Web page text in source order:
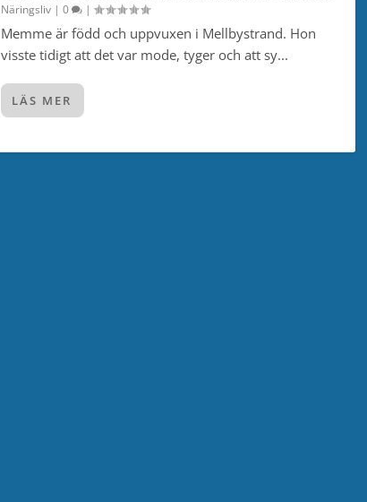
Näringsliv |0 |
Memme är född och uppvuxen i Mellbystrand. Hon
visste tidigt att det var mode, tyger och att sy...
LÄS MER